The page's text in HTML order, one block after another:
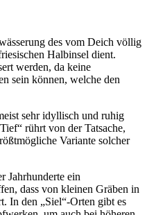
des vom Deich völlig
Halbinsel dient.
werden, da keine
sein können, welche den
sehr idyllisch und ruhig
rührt von der Tatsache,
Variante solcher
Jahrhunderte ein
dass von kleinen Gräben in
In den „Siel“-Orten gibt es